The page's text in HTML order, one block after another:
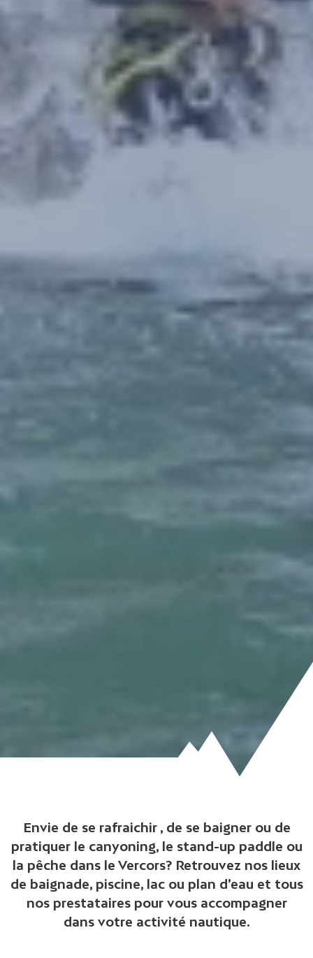
Envie de se rafraichir , de se baigner ou de
pratiquer le canyoning, le stand-up paddle ou
la pêche dans le Vercors? Retrouvez nos lieux
de baignade, piscine, lac ou plan d’eau et tous
nos prestataires pour vous accompagner
dans votre activité nautique.